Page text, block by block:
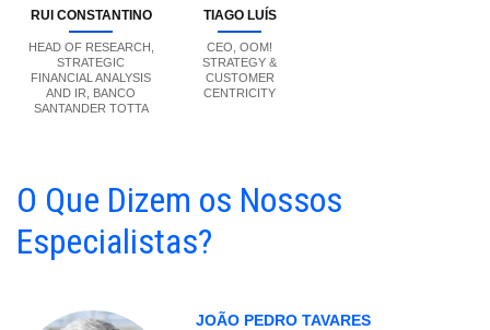
RUI CONSTANTINO
HEAD OF RESEARCH,
STRATEGIC
FINANCIAL ANALYSIS
AND IR, BANCO
SANTANDER TOTTA
TIAGO LUÍS
CEO, OOM!
STRATEGY &
CUSTOMER
CENTRICITY
O Que Dizem os Nossos
Especialistas?
JOÃO PEDRO TAVARES